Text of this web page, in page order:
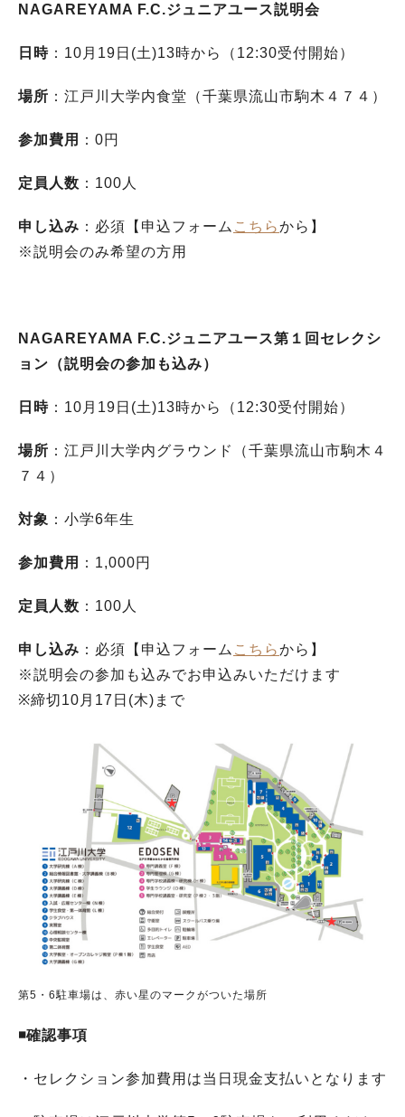
NAGAREYAMA F.C.ジュニアユース説明会
日時 ：10月19日(土)13時から（12:30受付開始）
場所 ：江戸川大学内食堂（千葉県流山市駒木４７４）
参加費用 ：0円
定員人数 ：100人
申し込み ：必須【申込フォーム こちらから】
※説明会のみ希望の方用
NAGAREYAMA F.C.ジュニアユース第１回セレクシ
ョン（説明会の参加も込み）
日時 ：10月19日(土)13時から（12:30受付開始）
場所 ：江戸川大学内グラウンド（千葉県流山市駒木４
７４）
対象 ：小学6年生
参加費用 ：1,000円
定員人数 ：100人
申し込み ：必須【申込フォーム こちらから】
※説明会の参加も込みでお申込みいただけます
※締切10月17日(木)まで
第5・6駐車場は、赤い星のマークがついた場所
◾️確認事項
・セレクション参加費用は当日現金支払いとなります